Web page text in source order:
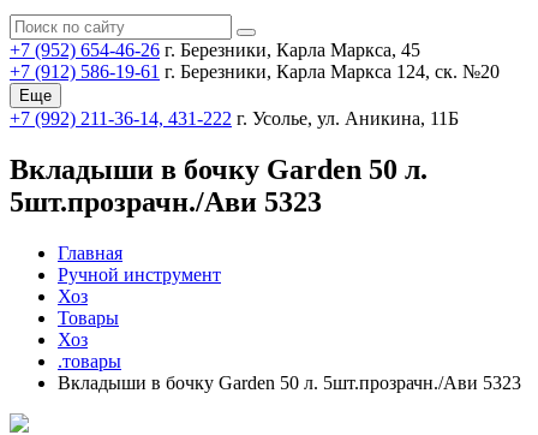
+7 (952) 654-46-26 г. Березники, Карла Маркса, 45
+7 (912) 586-19-61 г. Березники, Карла Маркса 124, ск. №20
Еще
+7 (992) 211-36-14, 431-222 г. Усолье, ул. Аникина, 11Б
Вкладыши в бочку Garden 50 л.
5шт.прозрачн./Ави 5323
Главная
Ручной инструмент
Хоз
Товары
Хоз
.товары
Вкладыши в бочку Garden 50 л. 5шт.прозрачн./Ави 5323